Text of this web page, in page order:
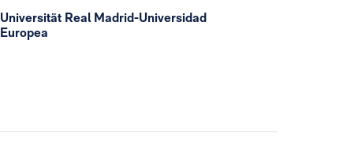
Universität Real Madrid-Universidad
Europea